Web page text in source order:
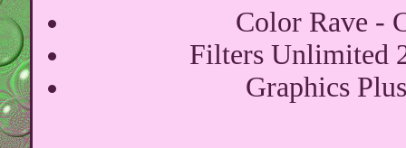
Color Rave -
Filters Unlimited
Graphics